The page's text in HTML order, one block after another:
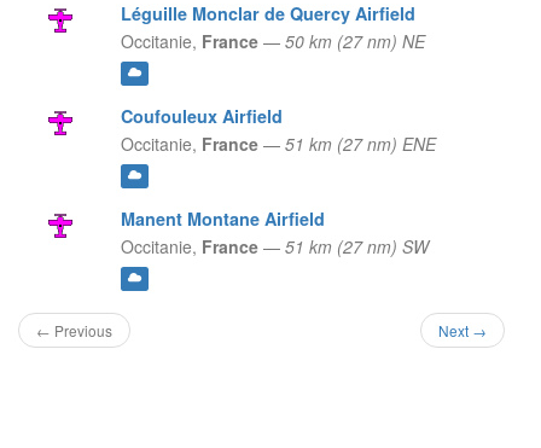
Léguille Monclar de Quercy Airfield
Occitanie, France — 50 km (27 nm) NE
Coufouleux Airfield
Occitanie, France — 51 km (27 nm) ENE
Manent Montane Airfield
Occitanie, France — 51 km (27 nm) SW
← Previous Next →